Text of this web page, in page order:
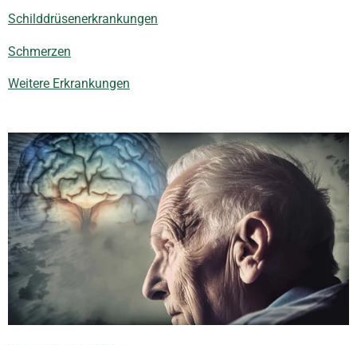
Schilddrüsenerkrankungen
Schmerzen
Weitere Erkrankungen